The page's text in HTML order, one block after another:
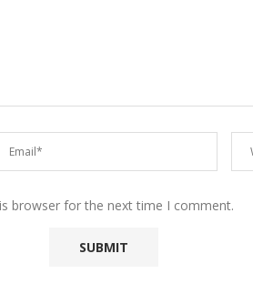
browser for the next time I comment.